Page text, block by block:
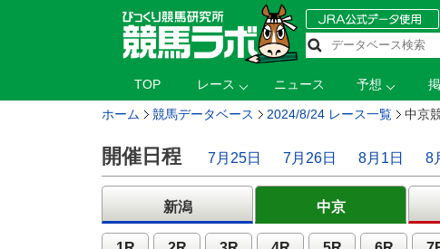
TOP レース ニュース 予想
ホーム 競馬データベース 2024/8/24 レース一覧 中京
開催日程 7月25日 7月26日 8月1日 8
新潟 中京